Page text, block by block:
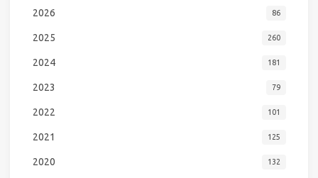
2026 86
2025 260
2024 181
2023 79
2022 101
2021 125
2020 132